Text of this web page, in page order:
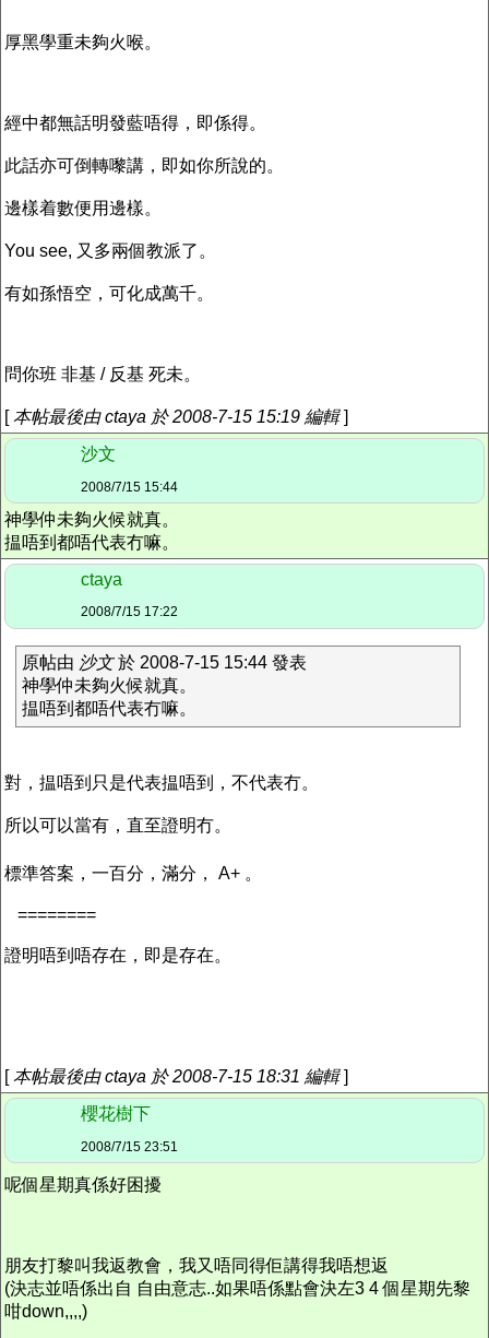
厚黑學重未夠火喉。
經中都無話明發藍唔得，即係得。
此話亦可倒轉嚟講，即如你所說的。
邊樣着數便用邊樣。
You see, 又多兩個教派了。
有如孫悟空，可化成萬千。
問你班 非基 / 反基 死未。
[本帖最後由 ctaya 於 2008-7-15 15:19 編輯]
沙文
2008/7/15 15:44
神學仲未夠火候就真。
揾唔到都唔代表冇嘛。
ctaya
2008/7/15 17:22
原帖由 沙文於 2008-7-15 15:44 發表
神學仲未夠火候就真。
揾唔到都唔代表冇嘛。
對，揾唔到只是代表揾唔到，不代表冇。
所以可以當有，直至證明冇。
標準答案，一百分，滿分， A+ 。
========
證明唔到唔存在，即是存在。
[本帖最後由 ctaya 於 2008-7-15 18:31 編輯]
櫻花樹下
2008/7/15 23:51
呢個星期真係好困擾
朋友打黎叫我返教會，我又唔同得佢講得我唔想返
(決志並唔係出自 自由意志..如果唔係點會決左3 4 個星期先黎
咁down,,,,)